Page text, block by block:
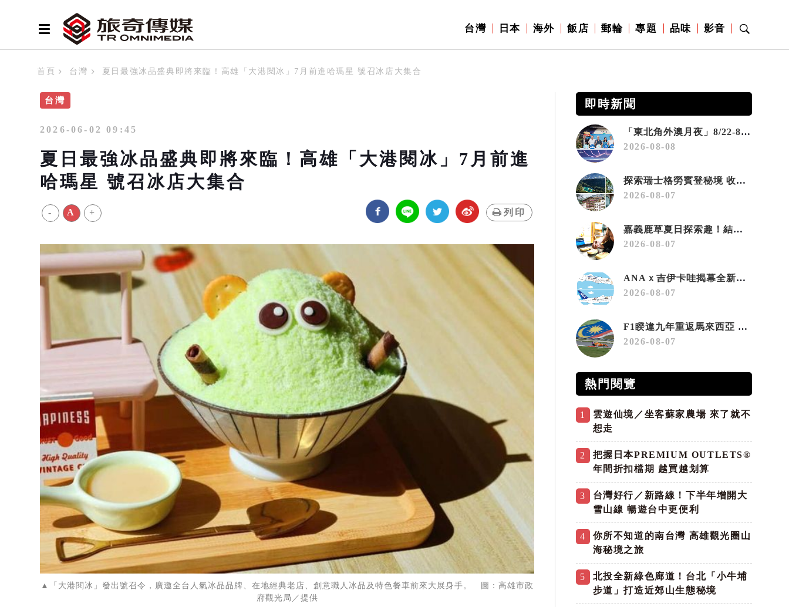
台灣 日本 海外 飯店 郵輪 專題 品味 影音
首頁 台灣 夏日最強冰品盛典即將來臨！高雄「大港閱冰」7月前進哈瑪星 號召冰店大集合
台灣
2026-06-02 09:45
夏日最強冰品盛典即將來臨！高雄「大港閱冰」7月前進
哈瑪星 號召冰店大集合
- A + 列印
▲「大港閱冰」發出號召令，廣邀全台人氣冰品品牌、在地經典老店、創意職人冰品及特色餐車前來大展身手。 圖：高雄市政
府觀光局／提供
即時新聞
「東北角外澳月夜」8/22-8/23浪漫登場 串聯五漁村、音樂、市集、火舞與慢旅共度夏夜
2026-08-08
探索瑞士格勞賓登秘境 收藏六種阿爾卑斯夏日療癒之旅
2026-08-07
嘉義鹿草夏日探索趣！結合科學、農場與自然的親子小旅行
2026-08-07
ANAｘ吉伊卡哇揭幕全新彩繪機「Chiikawa JET」
2026-08-07
F1睽違九年重返馬來西亞 三大國際賽事打造10月運動旅遊熱潮 賽車、自行車、路跑同週登場
2026-08-07
熱門閱覽
1
雲遊仙境／坐客蘇家農場 來了就不
想走
2
把握日本PREMIUM OUTLETS®
年間折扣檔期 越買越划算
3
台灣好行／新路線！下半年增開大
雪山線 暢遊台中更便利
4
你所不知道的南台灣 高雄觀光圈山
海秘境之旅
5
北投全新綠色廊道！台北「小牛埔
步道」打造近郊山生態秘境